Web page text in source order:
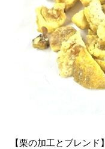
【栗の加工とブレンド】